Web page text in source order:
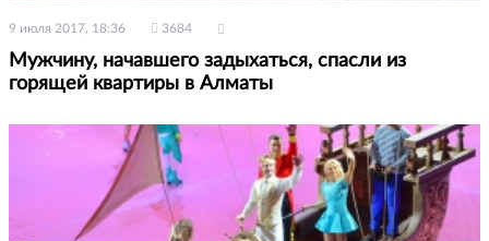
9 июля 2017, 18:36 3684
Мужчину, начавшего задыхаться, спасли из
горящей квартиры в Алматы